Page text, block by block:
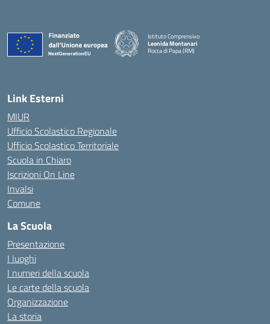
Istituto Comprensivo
Leonida Montanari
Rocca di Papa (RM)
— Visita la pagina iniziale della scuola
Link Esterni
MIUR
Ufficio Scolastico Regionale
Ufficio Scolastico Territoriale
Scuola in Chiaro
Iscrizioni On Line
Invalsi
Comune
La Scuola
Presentazione
I luoghi
I numeri della scuola
Le carte della scuola
Organizzazione
La storia